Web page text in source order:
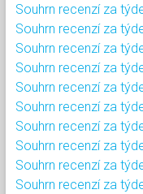
Souhrn recenzí za
Souhrn recenzí za
Souhrn recenzí za
Souhrn recenzí za
Souhrn recenzí za
Souhrn recenzí za
Souhrn recenzí za
Souhrn recenzí za
Souhrn recenzí za
Souhrn recenzí za